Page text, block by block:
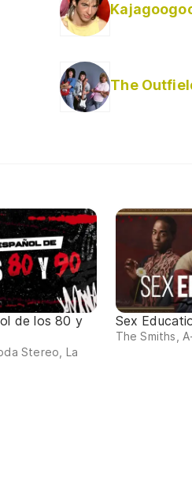
The
de los 80 y
Stereo, La
Sex
The Smiths,